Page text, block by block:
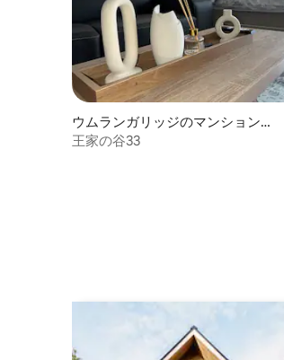
ウムランガリッジのマンション・
アパート
王家の谷33